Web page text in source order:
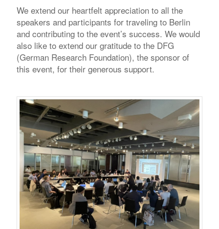
We extend our heartfelt appreciation to all the
speakers and participants for traveling to Berlin
and contributing to the event’s success. We would
also like to extend our gratitude to the DFG
(German Research Foundation), the sponsor of
this event, for their generous support.